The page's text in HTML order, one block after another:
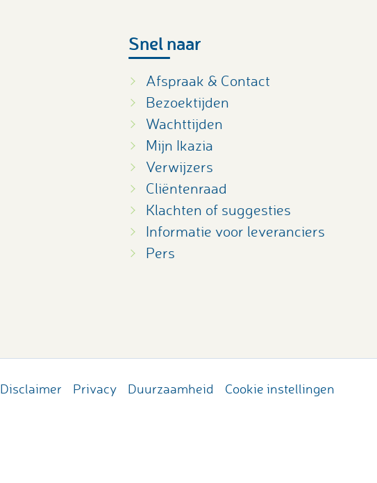
Snel naar
Afspraak & Contact
Bezoektijden
Wachttijden
Mijn Ikazia
Verwijzers
Cliëntenraad
Klachten of suggesties
Informatie voor leveranciers
Pers
Disclaimer Privacy Duurzaamheid Cookie instellingen